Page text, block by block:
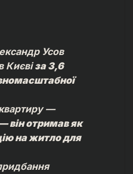
Усов
Києвіза 3,6
—
він отримав як
на житло для